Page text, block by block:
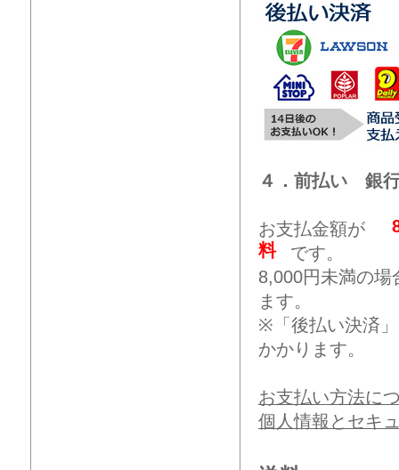
４．前払い 銀
お支払金額が
料
です。
8,000円未満の場
ます。
※「後払い決済
かかります。
お支払い方法に
個人情報とセキ